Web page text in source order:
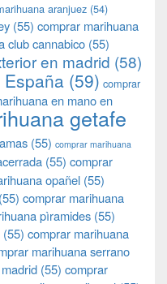
aranjuez (54)
(55) comprar marihuana
club cannabico (55)
en madrid (58)
(59) comprar
en mano en
getafe
(55) comprar marihuana
(55) comprar
opañel (55)
(55) comprar marihuana
pìramides (55)
(55) comprar marihuana
marihuana serrano
(55) comprar